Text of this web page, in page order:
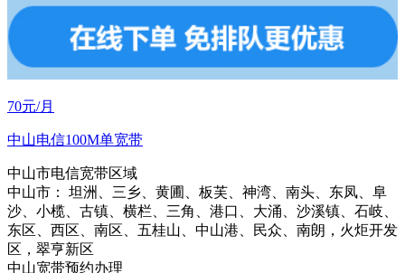
70元/月
中山电信100M单宽带
中山市电信宽带区域
中山市： 坦洲、三乡、黄圃、板芙、神湾、南头、东凤、阜
沙、小榄、古镇、横栏、三角、港口、大涌、沙溪镇、石岐、
东区、西区、南区、五桂山、中山港、民众、南朗，火炬开发
区，翠亨新区
中山宽带预约办理